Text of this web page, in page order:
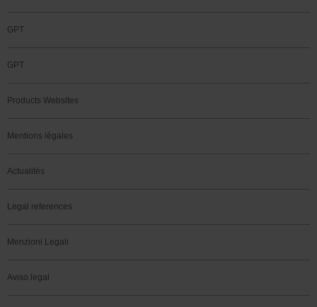
GPT
GPT
Products Websites
Mentions légales
Actualités
Legal references
Menzioni Legali
Aviso legal